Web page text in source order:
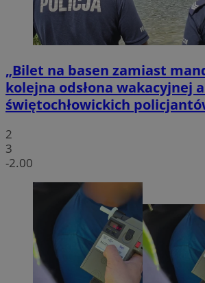
„Bilet na basen zamiast
kolejna odsłona wakacyjnej
świętochłowickich
2
3
-2.00